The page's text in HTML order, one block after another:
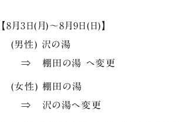
【8月3日(月)～8月9日(日)】
(男性) 沢の湯
⇒ 棚田の湯 へ変更
(女性) 棚田の湯
⇒ 沢の湯へ変更